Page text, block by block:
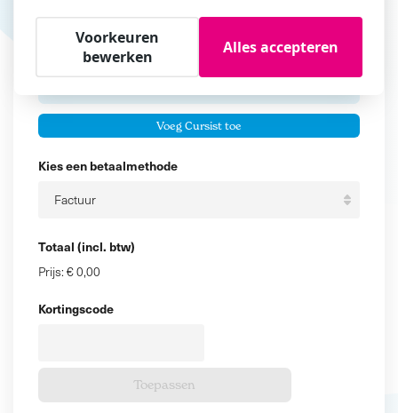
Cursisten
Voeg cursisten toe
Voornaam
Tussenvoegsel
Voeg Cursist toe
Kies een betaalmethode
Totaal (incl. btw)
Prijs: € 0,00
Kortingscode
Voorkeuren
bewerken
Alles accepteren